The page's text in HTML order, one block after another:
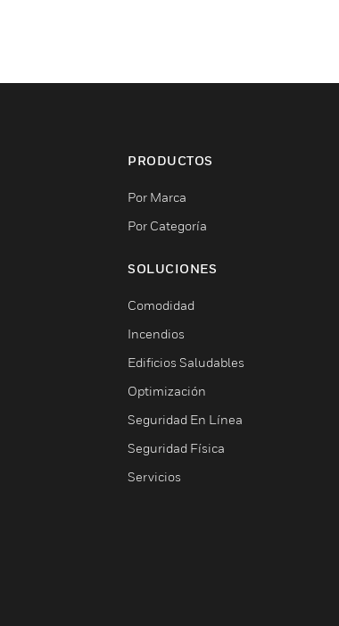
PRODUCTOS
Por Marca
Por Categoría
SOLUCIONES
Comodidad
Incendios
Edificios Saludables
Optimización
Seguridad En Línea
Seguridad Física
Servicios